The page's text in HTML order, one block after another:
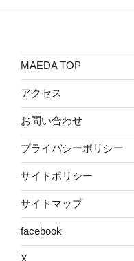
MAEDA TOP
アクセス
お問い合わせ
プライバシーポリシー
サイトポリシー
サイトマップ
facebook